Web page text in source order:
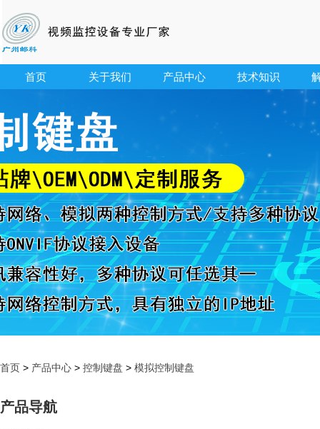
首页 关于我们 产品中心 技术知识
首页 > 产品中心 > 控制键盘 > 模拟控制键盘
产品导航